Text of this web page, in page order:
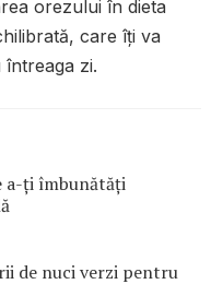
orezului în dieta
care îți va
zi.
a-ți îmbunătăți
de nuci verzi pentru